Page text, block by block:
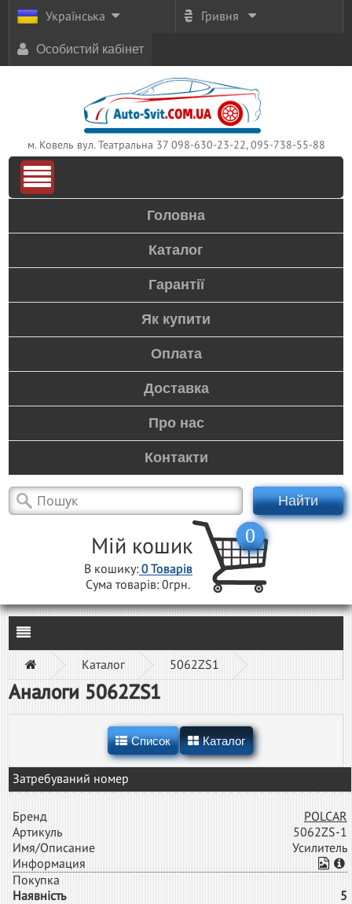
Українська Гривня
Особистий кабінет
м. Ковель вул. Театральна 37 098-630-23-22, 095-738-55-88
Головна
Каталог
Гарантії
Як купити
Оплата
Доставка
Про нас
Контакти
Найти
Мій кошик
В кошику:0Товарів
Сума товарів:0грн.
0
Каталог 5062ZS1
Аналоги 5062ZS1
Список Каталог
Затребуваний номер
Бренд
POLCAR
Артикуль
5062ZS-1
Имя/Описание
Усилитель
Информация
Покупка
Наявність
5